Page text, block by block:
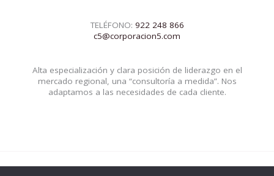
TELÉFONO: 922 248 866
c5@corporacion5.com
Alta especialización y clara posición de liderazgo en el
mercado regional, una “consultoría a medida”. Nos
adaptamos a las necesidades de cada cliente.